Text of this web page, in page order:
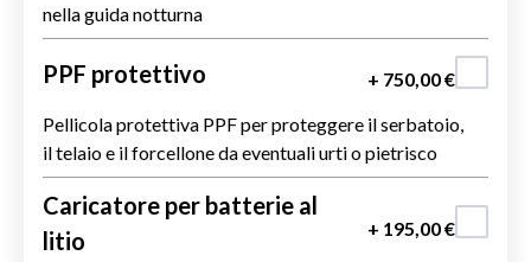
nella guida notturna
PPF protettivo
+ 750,00 €
Pellicola protettiva PPF per proteggere il serbatoio,
il telaio e il forcellone da eventuali urti o pietrisco
Caricatore per batterie al
litio
+ 195,00 €